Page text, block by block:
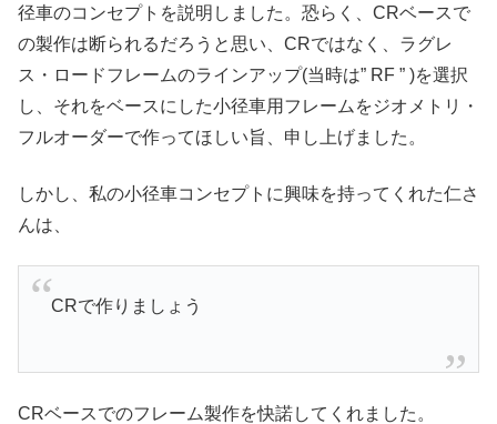
径車のコンセプトを説明しました。恐らく、CRベースで
の製作は断られるだろうと思い、CRではなく、ラグレ
ス・ロードフレームのラインアップ(当時は” RF ” )を選択
し、それをベースにした小径車用フレームをジオメトリ・
フルオーダーで作ってほしい旨、申し上げました。
しかし、私の小径車コンセプトに興味を持ってくれた仁さ
んは、
CRで作りましょう
CRベースでのフレーム製作を快諾してくれました。